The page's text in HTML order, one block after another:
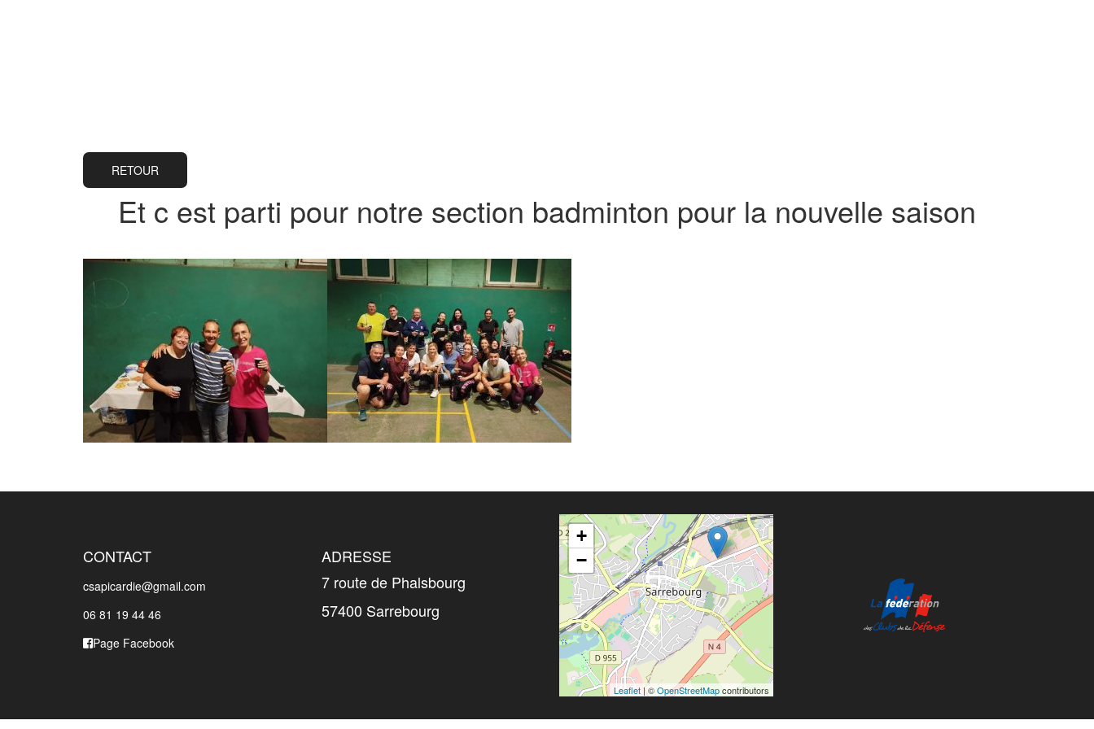
RETOUR
Et c est parti pour notre section badminton pour la nouvelle saison
CONTACT
csapicardie@gmail.com
06 81 19 44 46
Page Facebook
ADRESSE
7 route de Phalsbourg
57400 Sarrebourg
+
−
Leaflet| ©OpenStreetMapcontributors